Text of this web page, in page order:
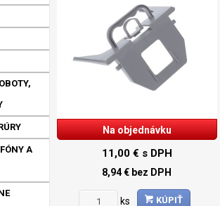
A
Na objednávku
11,00 € s DPH
8,94 € bez DPH
ks KÚPIŤ